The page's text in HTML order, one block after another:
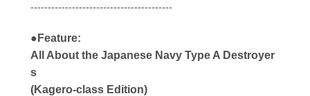
-----------------------------------------
●Feature:
All About the Japanese Navy Type A Destroyer
s
(Kagero-class Edition)